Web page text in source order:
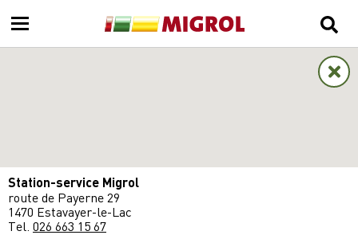
Station-service Migrol
route de Payerne 29
1470 Estavayer-le-Lac
Tel. 026 663 15 67